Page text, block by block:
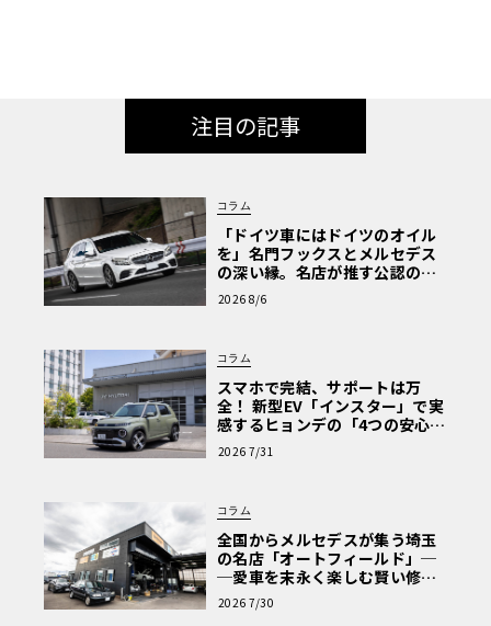
注目の記事
コラム
「ドイツ車にはドイツのオイル
を」名門フックスとメルセデス
の深い縁。名店が推す公認の安
心と、Cクラスで味わうシルキー
な走り〈PR〉
2026 8/6
コラム
スマホで完結、サポートは万
全！ 新型EV「インスター」で実
感するヒョンデの「4つの安心」
【第1回・ヒョンデ6つの疑問：
Why? Hyundai?】〈PR〉
2026 7/31
コラム
全国からメルセデスが集う埼玉
の名店「オートフィールド」─
─愛車を末永く楽しむ賢い修理
術と、プロがフックス製オイル
を選ぶ理由〈PR〉
2026 7/30